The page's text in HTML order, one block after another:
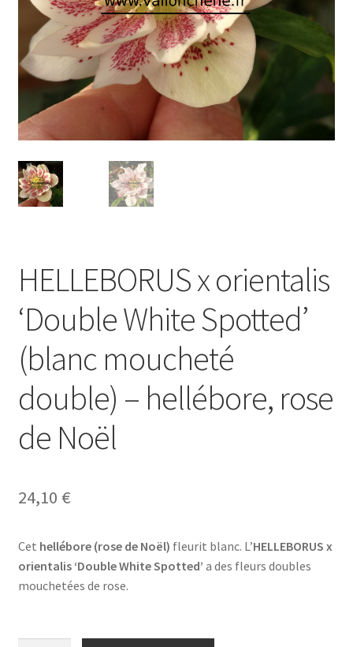
HELLEBORUS x orientalis
‘Double White Spotted’
(blanc moucheté
double) – hellébore, rose
de Noël
24,10 €
Cet hellébore (rose de Noël) fleurit blanc. L’HELLEBORUS x
orientalis ‘Double White Spotted’ a des fleurs doubles
mouchetées de rose.